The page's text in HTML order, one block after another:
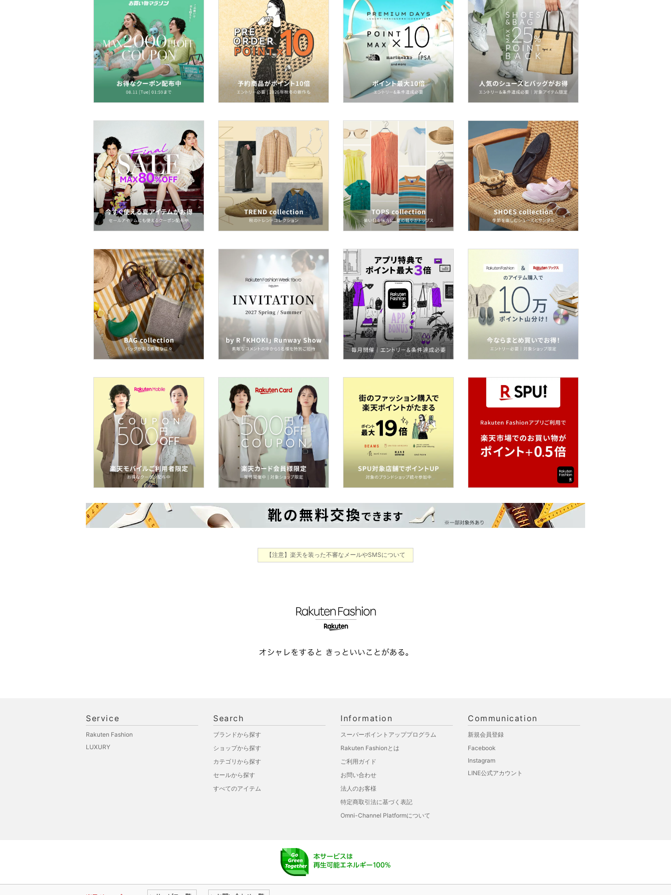
【注意】楽天を装った不審なメールやSMSについて
Service
Rakuten Fashion
LUXURY
Search
ブランドから探す
ショップから探す
カテゴリから探す
セールから探す
すべてのアイテム
Information
スーパーポイントアッププログラム
Rakuten Fashionとは
ご利用ガイド
お問い合わせ
法人のお客様
特定商取引法に基づく表記
Omni-Channel Platformについて
Communication
新規会員登録
Facebook
Instagram
LINE公式アカウント